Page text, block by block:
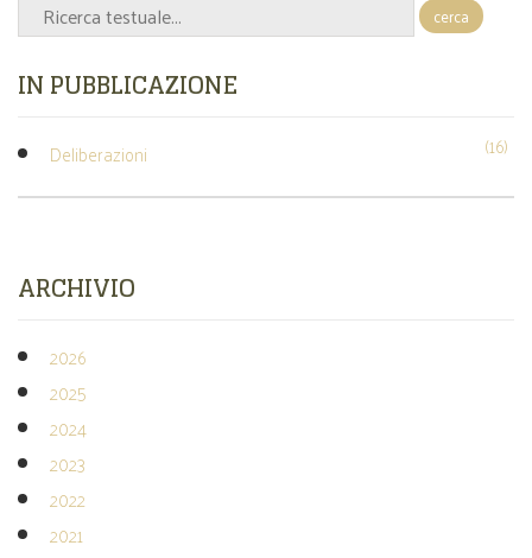
cerca
IN PUBBLICAZIONE
Deliberazioni (16)
ARCHIVIO
2026
2025
2024
2023
2022
2021